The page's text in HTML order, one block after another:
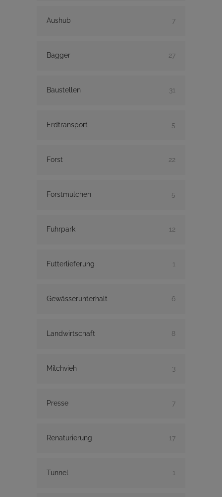
Aushub 7
Bagger 27
Baustellen 31
Erdtransport 5
Forst 22
Forstmulchen 5
Fuhrpark 12
Futterlieferung 1
Gewässerunterhalt 6
Landwirtschaft 8
Milchvieh 3
Presse 7
Renaturierung 17
Tunnel 1